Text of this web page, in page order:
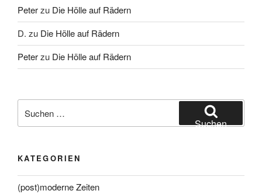
Peterzu Die Hölle auf Rädern
D. zu Die Hölle auf Rädern
Peterzu Die Hölle auf Rädern
nach:
Suchen
KATEGORIEN
(post)moderne Zeiten